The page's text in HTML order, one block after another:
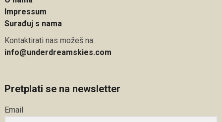
Impressum
Surađuj s nama
Kontaktirati nas možeš na:
info@underdreamskies.com
Pretplati se na newsletter
Email